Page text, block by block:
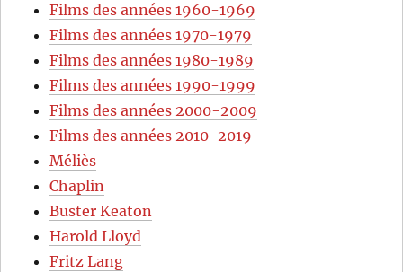
Films des années 1960-1969
Films des années 1970-1979
Films des années 1980-1989
Films des années 1990-1999
Films des années 2000-2009
Films des années 2010-2019
Méliès
Chaplin
Buster Keaton
Harold Lloyd
Fritz Lang